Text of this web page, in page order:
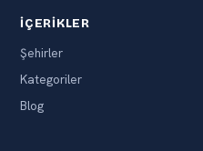
İÇERIKLER
Şehirler
Kategoriler
Blog